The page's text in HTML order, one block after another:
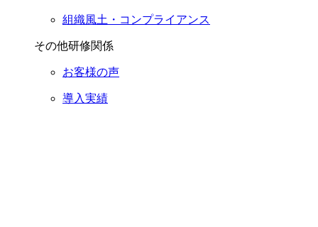
組織風土・コンプライアンス
その他研修関係
お客様の声
導入実績